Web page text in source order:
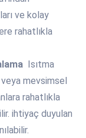
ve kolay
rahatlıkla
Isıtma
mevsimsel
rahatlıkla
ihtiyaç duyulan